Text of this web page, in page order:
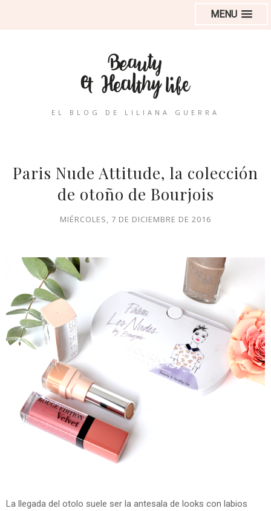
MENU
EL BLOG DE LILIANA GUERRA
Paris Nude Attitude, la colección
de otoño de Bourjois
MIÉRCOLES, 7 DE DICIEMBRE DE 2016
La llegada del otolo suele ser la antesala de looks con labios